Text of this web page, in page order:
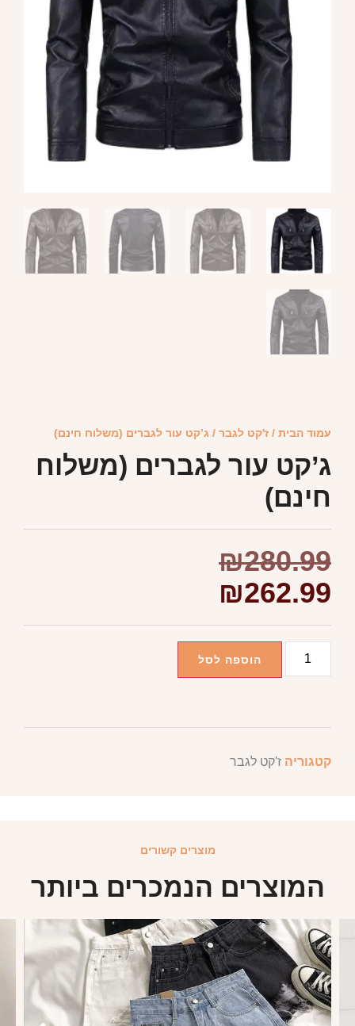
עמוד הבית / ז'קט לגבר / ג’קט עור לגברים (משלוח חינם)
ג’קט עור לגברים (משלוח
חינם)
₪280.99
₪262.99
הוספה לסל
קטגוריה ז'קט לגבר
מוצרים קשורים
המוצרים הנמכרים ביותר